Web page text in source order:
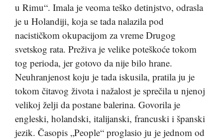
u Rimu“. Imala je veoma teško detinjstvo, odrasla
je u Holandiji, koja se tada nalazila pod
nacističkom okupacijom za vreme Drugog
svetskog rata. Preživa je velike poteškoće tokom
tog perioda, jer gotovo da nije bilo hrane.
Neuhranjenost koju je tada iskusila, pratila ju je
tokom čitavog života i nažalost je sprečila u njenoj
velikoj želji da postane balerina. Govorila je
engleski, holandski, italijanski, francuski i španski
jezik. Časopis „People“ proglasio ju je jednom od